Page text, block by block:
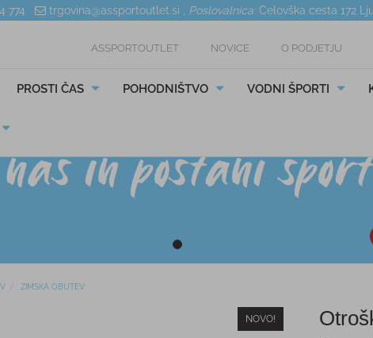
774 trgovina@assportoutlet.si Poslovalnica: Celovška cesta 172
ASSPORTOUTLET NOVICE O PODJETJU
PROSTI ČAS POHODNIŠTVO VODNI ŠPORTI
ZIMSKA OBUTEV
NOVO!